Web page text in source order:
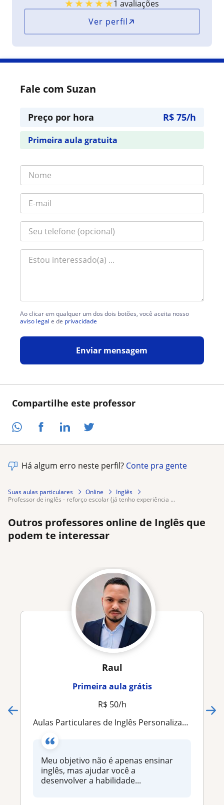
Compartilhe este professor
★★★★★1 avaliações
Ver perfil
Fale com Suzan
Preço por hora R$ 75/h
Primeira aula gratuita
Ao clicar em qualquer um dos dois botões, você aceita nosso
aviso legal e de privacidade
Enviar mensagem
Há algum erro neste perfil? Conte pra gente
Suas aulas particulares Online
Inglês
professor de inglês - reforço escolar (já tenho experiência ...
Outros professores online de Inglês que
podem te interessar
Raul
Primeira aula grátis
R$ 50/h
Aulas Particulares de Inglês Personalizadas | Conversação, Trabalho, Viagens e Objetivos Profissionais
Meu objetivo não é apenas ensinar
inglês, mas ajudar você a
desenvolver a habilidade...